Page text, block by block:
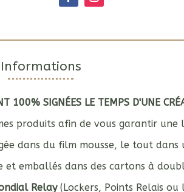
Informations
100% SIGNÉES LE TEMPS D'UNE
produits afin de vous garantir une
dans du film mousse, le tout dans
emballés dans des cartons à
Relay(Lockers, Points Relais ou